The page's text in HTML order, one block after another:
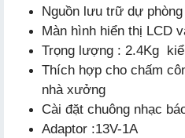
Nguồn lưu trữ dự
Màn hình hiển thị LCD
Trọng lượng : 2.4Kg
Thích hợp cho chấm
nhà xưởng
Cài đặt chuông nhạc
Adaptor :13V-1A